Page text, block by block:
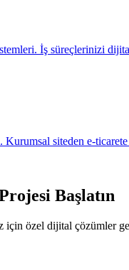
İş süreçlerinizi
siteden e-
Başlatın
için özel dijital çözümler